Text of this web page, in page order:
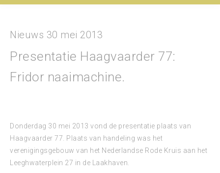
Nieuws 30 mei 2013
Presentatie Haagvaarder 77:
Fridor naaimachine.
Donderdag 30 mei 2013 vond de presentatie plaats van
Haagvaarder 77. Plaats van handeling was het
verenigingsgebouw van het Nederlandse Rode Kruis aan het
Leeghwaterplein 27 in de Laakhaven.